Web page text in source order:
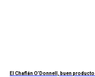
El Chaflán O’Donnell, buen